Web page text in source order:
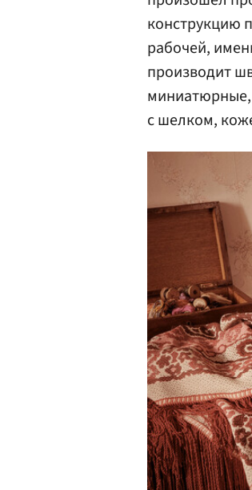
конструкцию
рабочей,
производит
миниатюрные,
с шелком,